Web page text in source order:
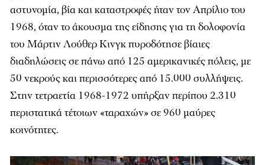
αστυνομία, βία και καταστροφές ήταν τον Απρίλιο του
1968, όταν το άκουσμα της είδησης για τη δολοφονία
του Μάρτιν Λούθερ Κινγκ πυροδότησε βίαιες
διαδηλώσεις σε πάνω από 125 αμερικανικές πόλεις, με
50 νεκρούς και περισσότερες από 15.000 συλλήψεις.
Στην τετραετία 1968-1972 υπήρξαν περίπου 2.310
περιστατικά τέτοιων «ταραχών» σε 960 μαύρες
κοινότητες.